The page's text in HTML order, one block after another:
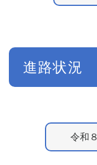
進路状況
令和